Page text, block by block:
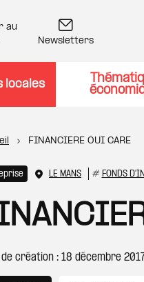
au
Newsletters
locales
d'Ariane
FINANCIERE OUI CARE
LE MANS # FONDS
de création : 18 décembre